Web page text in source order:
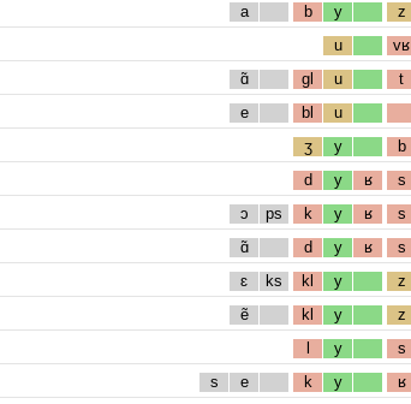
a b y z
u vʁ
ɑ̃ gl u t
e bl u
ʒ y b
d y ʁ s
ɔ ps k y ʁ s
ɑ̃ d y ʁ s
ɛ ks kl y z
ẽ kl y z
l y s
s e k y ʁ